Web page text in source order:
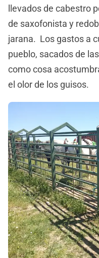
llevados de cabestro
de saxofonista y
jarana. Los gastos a
pueblo, sacados de
como cosa
el olor de los guisos.